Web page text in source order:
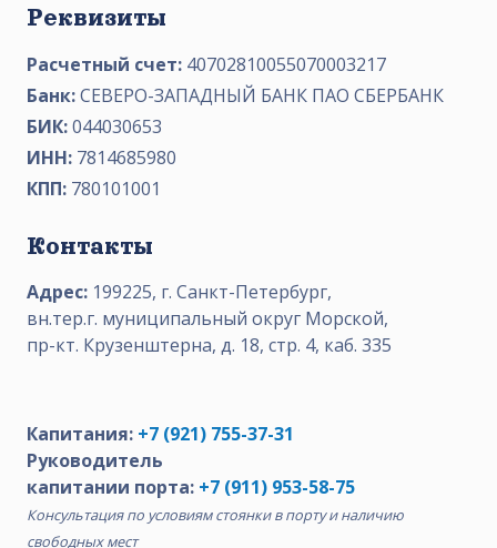
Реквизиты
Расчетный счет: 40702810055070003217
Банк:СЕВЕРО-ЗАПАДНЫЙ БАНК ПАО СБЕРБАНК
БИК:044030653
ИНН: 7814685980
КПП: 780101001
Контакты
Адрес: 199225, г. Санкт-Петербург,
вн.тер.г. муниципальный округ Морской,
пр-кт. Крузенштерна, д. 18, стр. 4, каб. 335
Капитания: +7 (921) 755-37-31
Руководитель
капитании порта: +7 (911) 953-58-75
Консультация по условиям стоянки в порту и наличию
свободных мест